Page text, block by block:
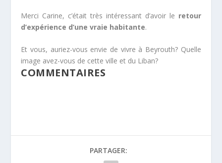
Merci Carine, c’était très intéressant d’avoir le retour
d’expérience d’une vraie habitante.
Et vous, auriez-vous envie de vivre à Beyrouth? Quelle
image avez-vous de cette ville et du Liban?
COMMENTAIRES
PARTAGER: